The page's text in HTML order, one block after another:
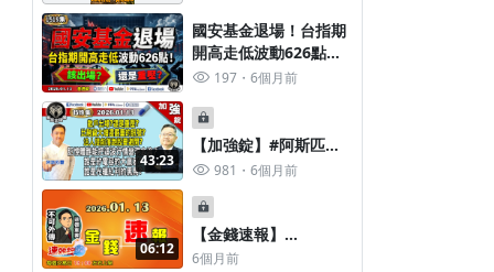
國安基金退場！台指期
開高走低波動626點！
該出場？還是重壓？
2026.0113 #大K分析師
(曾煥文) #阿斯匹靈(邱
正偉) #連乾文(AI|台積
電|國安基金|美股|台
股|退場)
197 6個月前
43:23
【加強錠】#阿斯匹靈
(邱正偉) #連乾文《我
國安基金退場！台指期
開高走低波動626點！
該出場？還是重壓？
981 6個月前
06:12
【金錢速報】
2026.01.13 我是金錢爆
6個月前